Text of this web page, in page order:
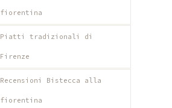
fiorentina
Piatti tradizionali di
Firenze
Recensioni Bistecca alla
fiorentina